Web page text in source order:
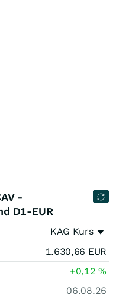
-
D1-EUR
KAG Kurs
1.630,66 EUR
+0,12%
06.08.26